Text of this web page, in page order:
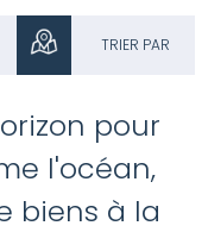
TRIER PAR
pour
l'océan,
biens à la